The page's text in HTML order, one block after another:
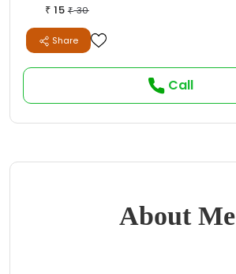
₹ 15 ₹30
Share
Call
About Me